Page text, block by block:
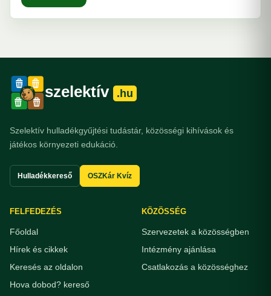
szelektív .hu
Szelektív hulladékgyűjtési tudástár, közösségi kihívások és
játékos környezeti edukáció.
Hulladékkereső OSZKár Kvíz
FELFEDEZÉS
Főoldal
Hírek és cikkek
Keresés az oldalon
Hova dobod? kereső
KÖZÖSSÉG
Szervezetek a közösségben
Intézmény ajánlása
Csatlakozás a közösséghez